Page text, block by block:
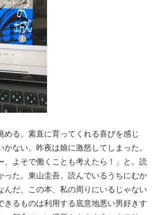
める。素直に育ってくれる喜びを感じ
かない。昨夜は娘に激怒してしまった。
、よそで働くことも考えたら！」と。読
った。東山圭吾。読んでいるうちにむか
んだ、この本、私の周りにいるじゃない
きるものは利用する底意地悪い男好きす